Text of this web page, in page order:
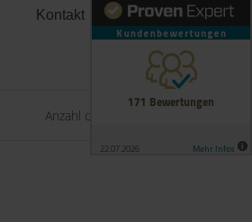
Kontakt
Anzahl der Objekte: